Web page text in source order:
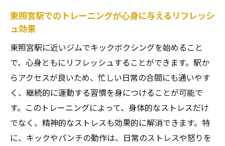
東照宮駅でのトレーニングがもたらす健康
的な変化
全身運動による心肺機能向上の重要性
日常生活を支える心肺機能の強化法
東照宮駅で健康を手に入れるためのポイン
ト
東照宮駅でのトレーニングが心身に与えるリフレッシ
ュ効果
東照宮駅に近いジムでキックボクシングを始めること
で、心身ともにリフレッシュすることができます。駅か
らアクセスが良いため、忙しい日常の合間にも通いやす
く、継続的に運動する習慣を身につけることが可能で
す。このトレーニングによって、身体的なストレスだけ
でなく、精神的なストレスも効果的に解消できます。特
に、キックやパンチの動作は、日常のストレスや怒りを